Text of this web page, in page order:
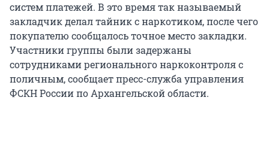
систем платежей. В это время так называемый
закладчик делал тайник с наркотиком, после чего
покупателю сообщалось точное место закладки.
Участники группы были задержаны
сотрудниками регионального наркоконтроля с
поличным, сообщает пресс-служба управления
ФСКН России по Архангельской области.